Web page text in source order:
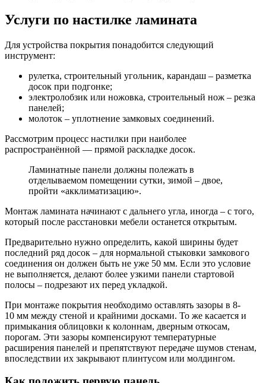
Услуги по настилке ламината
Для устройства покрытия понадобится следующий
инструмент:
рулетка, строительный угольник, карандаш – разметка
досок при подгонке;
электролобзик или ножовка, строительный нож – резка
панелей;
молоток – уплотнение замковых соединений.
Рассмотрим процесс настилки при наиболее
распространённой — прямой раскладке досок.
Ламинатные панели должны полежать в
отделываемом помещении сутки, зимой – двое,
пройти «акклиматизацию».
Монтаж ламината начинают с дальнего угла, иногда – с того,
который после расстановки мебели останется открытым.
Предварительно нужно определить, какой ширины будет
последний ряд досок – для нормальной стыковки замкового
соединения он должен быть не уже 50 мм. Если это условие
не выполняется, делают более узкими панели стартовой
полосы – подрезают их перед укладкой.
При монтаже покрытия необходимо оставлять зазоры в 8-
10 мм между стеной и крайними досками. То же касается и
примыкания облицовки к колоннам, дверным откосам,
порогам. Эти зазоры компенсируют температурные
расширения панелей и препятствуют передаче шумов стенам,
впоследствии их закрывают плинтусом или молдингом.